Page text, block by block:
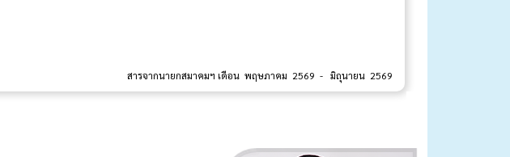
สารจากนายกสมาคมฯ เดือน พฤษภาคม 2569 - มิถุนายน 2569